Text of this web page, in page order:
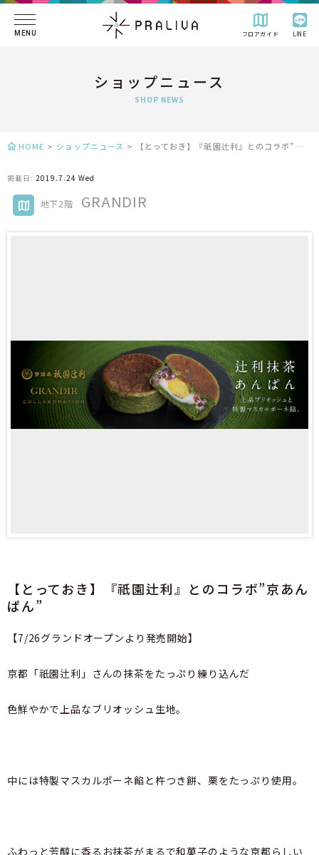
MENU フロアガイド LINE
ショップニュース
SHOP NEWS
HOME > ショップニュース > 【とっておき】『祇園辻利』とのコラボ”京あんぱん”
掲載日: 2019.7.24 Wed
地下2階 GRANDIR
【とっておき】『祇園辻利』とのコラボ”京あん
ぱん”
【7/26グランドオープンより発売開始】
京都「祇園辻利」さんの抹茶をたっぷり練り込んだ
色鮮やかで上品なブリオッシュ生地。
中には特製マスカルポーネ餡と杵つき餅、栗をたっぷり使用。
ふわっと芳醇に香るお抹茶がまるで和菓子のような京都らしい